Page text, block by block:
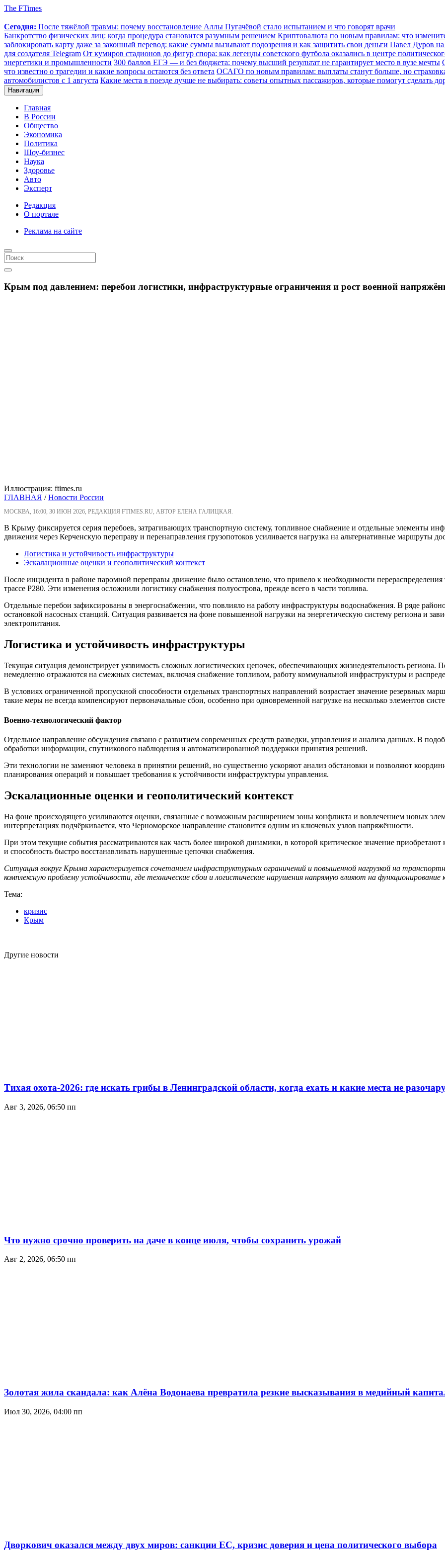
The FTimes
Сегодня: После тяжёлой травмы: почему восстановление Аллы Пугачёвой стало испытанием и что говорят врачи
Банкротство физических лиц: когда процедура становится разумным решением Криптовалюта по новым правилам: что
заблокировать карту даже за законный перевод: какие суммы вызывают подозрения и как защитить свои деньги Павел Дуров на
для создателя Telegram От кумиров стадионов до фигур спора: как легенды советского футбола оказались в центре
энергетики и промышленности 300 баллов ЕГЭ — и без бюджета: почему высший результат не гарантирует место в вузе мечты
что известно о трагедии и какие вопросы остаются без ответа ОСАГО по новым правилам: выплаты станут больше, но
автомобилистов с 1 августа Какие места в поезде лучше не выбирать: советы опытных пассажиров, которые помогут сделать
Навигация
Главная
В России
Общество
Экономика
Политика
Шоу-бизнес
Наука
Здоровье
Авто
Эксперт
Редакция
О портале
Реклама на сайте
Крым под давлением: перебои логистики, инфраструктурные ограничения и рост военной
Иллюстрация: ftimes.ru
ГЛАВНАЯ /Новости России
МОСКВА, 16:00, 30 ИЮН 2026, РЕДАКЦИЯ FTIMES.RU, АВТОР ЕЛЕНА ГАЛИЦКАЯ.
В Крыму фиксируется серия перебоев, затрагивающих транспортную систему, топливное снабжение и отдельные элементы
движения через Керченскую переправу и перенаправления грузопотоков усиливается нагрузка на альтернативные маршруты
Логистика и устойчивость инфраструктуры
Эскалационные оценки и геополитический контекст
После инцидента в районе паромной переправы движение было остановлено, что привело к необходимости
трассе Р280. Эти изменения осложнили логистику снабжения полуострова, прежде всего в части топлива.
Отдельные перебои зафиксированы в энергоснабжении, что повлияло на работу инфраструктуры водоснабжения. В ряде
остановкой насосных станций. Ситуация развивается на фоне повышенной нагрузки на энергетическую систему региона и
электропитания.
Логистика и устойчивость инфраструктуры
Текущая ситуация демонстрирует уязвимость сложных логистических цепочек, обеспечивающих жизнедеятельность
немедленно отражаются на смежных системах, включая снабжение топливом, работу коммунальной инфраструктуры и
В условиях ограниченной пропускной способности отдельных транспортных направлений возрастает значение резервных
такие меры не всегда компенсируют первоначальные сбои, особенно при одновременной нагрузке на несколько элементов
Военно-технологический фактор
Отдельное направление обсуждения связано с развитием современных средств разведки, управления и анализа данных. В
обработки информации, спутникового наблюдения и автоматизированной поддержки принятия решений.
Эти технологии не заменяют человека в принятии решений, но существенно ускоряют анализ обстановки и позволяют
планирования операций и повышает требования к устойчивости инфраструктуры управления.
Эскалационные оценки и геополитический контекст
На фоне происходящего усиливаются оценки, связанные с возможным расширением зоны конфликта и вовлечением новых
интерпретациях подчёркивается, что Черноморское направление становится одним из ключевых узлов напряжённости.
При этом текущие события рассматриваются как часть более широкой динамики, в которой критическое значение приобретают
и способность быстро восстанавливать нарушенные цепочки снабжения.
Ситуация вокруг Крыма характеризуется сочетанием инфраструктурных ограничений и повышенной нагрузкой на
комплексную проблему устойчивости, где технические сбои и логистические нарушения напрямую влияют на
Тема:
кризис
Крым
Другие новости
Тихая охота-2026: где искать грибы в Ленинградской области, когда ехать и какие места не
Авг 3, 2026, 06:50 пп
Что нужно срочно проверить на даче в конце июля, чтобы сохранить урожай
Авг 2, 2026, 06:50 пп
Золотая жила скандала: как Алёна Водонаева превратила резкие высказывания в медийный
Июл 30, 2026, 04:00 пп
Дворкович оказался между двух миров: санкции ЕС, кризис доверия и цена политического выбора